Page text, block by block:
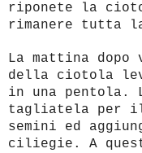
riponete la
rimanere tutta
La mattina
della ciotola
in una pentola.
tagliatela per
semini ed
ciliegie. A